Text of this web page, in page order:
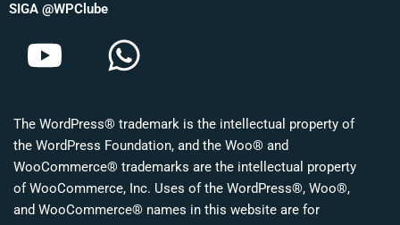
SIGA @WPClube
Y
o
u
t
u
b
W
h
a
t
s
a
The WordPress® trademark is the intellectual property of
the WordPress Foundation, and the Woo® and
WooCommerce® trademarks are the intellectual property
of WooCommerce, Inc. Uses of the WordPress®, Woo®,
and WooCommerce® names in this website are for